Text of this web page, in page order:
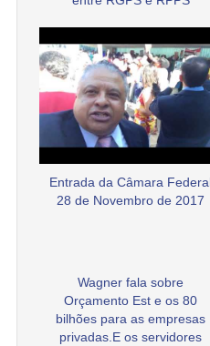
Entrada da Câmara
28 de Novembro de 2017
Wagner fala sobre
Orçamento Est e os 80
bilhões para as empresas
privadas.E os servidores